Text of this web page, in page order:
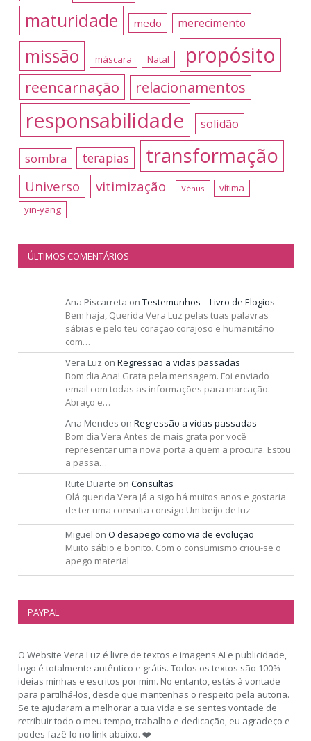
maturidade medo merecimento
missão máscara Natal propósito
reencarnação relacionamentos
responsabilidade solidão
sombra terapias transformação
Universo vitimização Vénus
vítima
yin-yang
ÚLTIMOS COMENTÁRIOS
Ana Piscarreta on Testemunhos – Livro de Elogios
Bem haja, Querida Vera Luz pelas tuas palavras
sábias e pelo teu coração corajoso e humanitário
com…
Vera Luz on Regressão a vidas passadas
Bom dia Ana! Grata pela mensagem. Foi enviado
email com todas as informações para marcação.
Abraço e…
Ana Mendes on Regressão a vidas passadas
Bom dia Vera Antes de mais grata por você
representar uma nova porta a quem a procura. Estou
a passa…
Rute Duarte on Consultas
Olá querida Vera Já a sigo há muitos anos e gostaria
de ter uma consulta consigo Um beijo de luz
Miguel on O desapego como via de evolução
Muito sábio e bonito. Com o consumismo criou-se o
apego material
PAYPAL
O Website Vera Luz é livre de textos e imagens AI e publicidade,
logo é totalmente autêntico e grátis. Todos os textos são 100%
ideias minhas e escritos por mim. No entanto, estás à vontade
para partilhá-los, desde que mantenhas o respeito pela autoria.
Se te ajudaram a melhorar a tua vida e se sentes vontade de
retribuir todo o meu tempo, trabalho e dedicação, eu agradeço e
podes fazê-lo no link abaixo. ❤️